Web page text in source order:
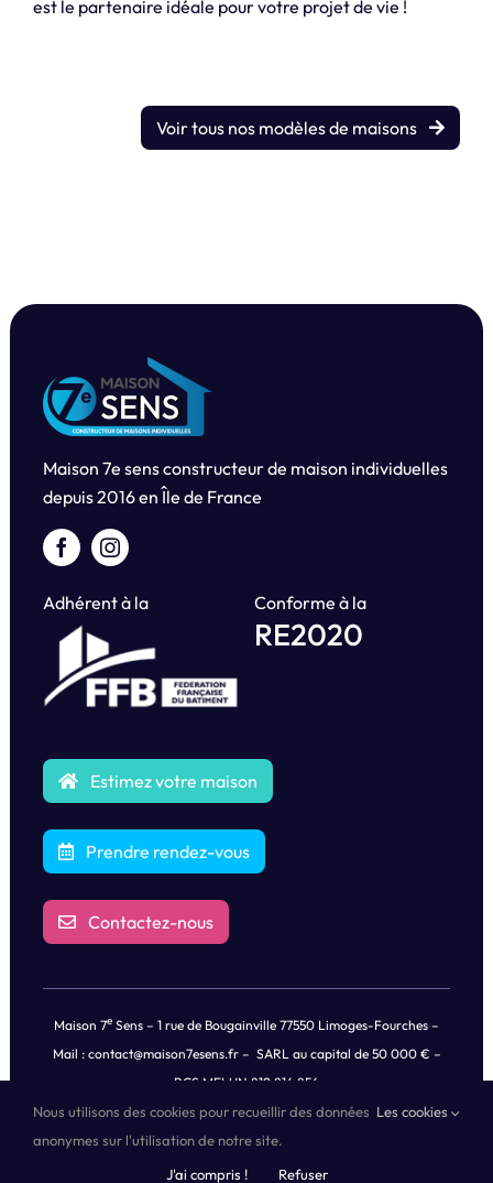
est le partenaire idéale pour votre projet de vie !
Voir tous nos modèles de maisons
Maison 7e sens constructeur de maison individuelles
depuis2016 en Île de France
Adhérent à la Conforme à la
RE2020
Estimez votre maison
Prendre rendez-vous
Contactez-nous
Maison 7e Sens – 1 rue de Bougainville 77550 Limoges-Fourches –
Mail : contact@maison7esens.fr– SARL au capital de 50 000 € –
RCS MELUN 819 814 856
© Copyright2026 |Mentions légales|Politique de Confidentialités
des Données| Tous droits réservés | Propulsé by
Nous utilisons des cookies pour recueillir des données
anonymes sur l'utilisation de notre site.
Les cookies
J'ai compris ! Refuser